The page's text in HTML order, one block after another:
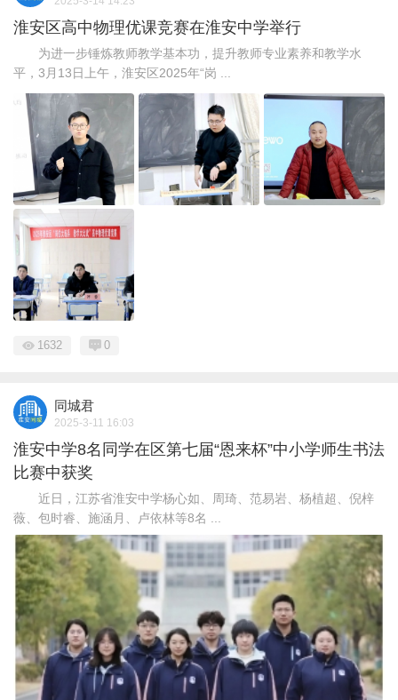
淮安区高中物理优课竞赛在淮安中学举行
为进一步锤炼教师教学基本功，提升教师专业素养和教学水
平，3月13日上午，淮安区2025年“岗 ...
1632 0
同城君
2025-3-11 16:03
淮安中学8名同学在区第七届“恩来杯”中小学师生书法
比赛中获奖
近日，江苏省淮安中学杨心如、周琦、范易岩、杨植超、倪梓
薇、包时睿、施涵月、卢依林等8名 ...